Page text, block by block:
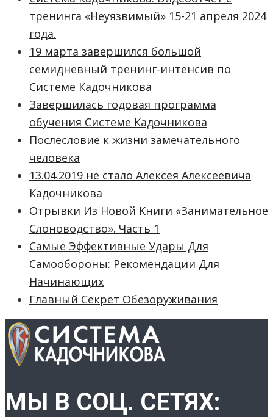
тренинга «Неуязвимый» 15-21 апреля 2024
года.
19 марта завершился большой
семидневный тренинг-интенсив по
Системе Кадочникова
Завершилась годовая программа
обучения Системе Кадочникова
Послесловие к жизни замечательного
человека
13.04.2019 не стало Алексея Алексеевича
Кадочникова
Отрывки Из Новой Книги «Занимательное
Слоноводство». Часть 1
Самые Эффективные Удары Для
Самообороны: Рекомендации Для
Начинающих
Главный Секрет Обезоруживания
МЫ В СОЦ. СЕТЯХ: